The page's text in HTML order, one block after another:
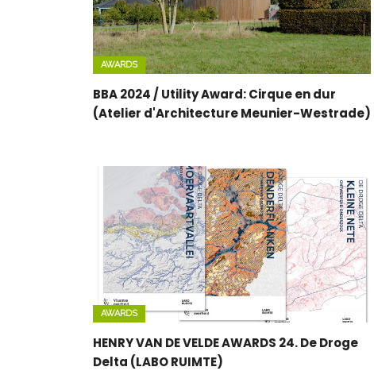
AWARDS
BBA 2024 / Utility Award: Cirque en dur
(Atelier d'Architecture Meunier-Westrade)
AWARDS
HENRY VAN DE VELDE AWARDS 24. De Droge
Delta (LABO RUIMTE)